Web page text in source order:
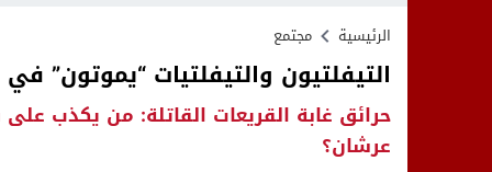
08:50 مبادرات مواطنة وشركاؤها ينظمون
22:59 رئيس جماعة عين الجوهرة سيدي
الرئيسية مجتمع
التيفلتيون والتيفلتيات “يموتون”
حرائق غابة القريعات القاتلة: من يكذب
عرشان؟